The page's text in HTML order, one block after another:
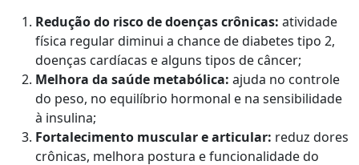
Redução do risco de doenças crônicas: atividade
física regular diminui a chance de diabetes tipo 2,
doenças cardíacas e alguns tipos de câncer;
Melhora da saúde metabólica: ajuda no controle
do peso, no equilíbrio hormonal e na sensibilidade
à insulina;
Fortalecimento muscular e articular: reduz dores
crônicas, melhora postura e funcionalidade do